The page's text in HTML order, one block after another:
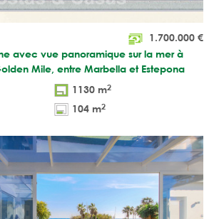
1.700.000 €
avec vue panoramique sur la mer à
Mile, entre Marbella et Estepona
1130 m2
104 m2